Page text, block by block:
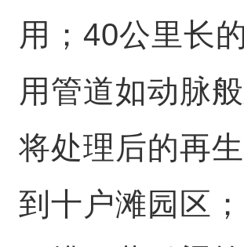
用；40公里长
用管道如动脉般
将处理后的再
到十户滩园区